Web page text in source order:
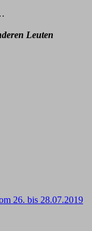
Leuten
26. bis 28.07.2019